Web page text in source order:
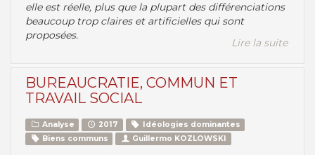
elle est réelle, plus que la plupart des différenciations
beaucoup trop claires et artificielles qui sont
proposées.
Lire la suite
BUREAUCRATIE, COMMUN ET
TRAVAIL SOCIAL
Analyse 2017
Idéologies dominantes
Biens communs
Guillermo KOZLOWSKI